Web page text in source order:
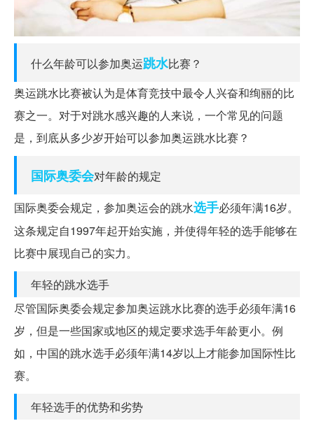
什么年龄可以参加奥运跳水比赛？
奥运跳水比赛被认为是体育竞技中最令人兴奋和绚丽的比
赛之一。对于对跳水感兴趣的人来说，一个常见的问题
是，到底从多少岁开始可以参加奥运跳水比赛？
国际奥委会对年龄的规定
国际奥委会规定，参加奥运会的跳水选手必须年满16岁。
这条规定自1997年起开始实施，并使得年轻的选手能够在
比赛中展现自己的实力。
年轻的跳水选手
尽管国际奥委会规定参加奥运跳水比赛的选手必须年满16
岁，但是一些国家或地区的规定要求选手年龄更小。例
如，中国的跳水选手必须年满14岁以上才能参加国际性比
赛。
年轻选手的优势和劣势